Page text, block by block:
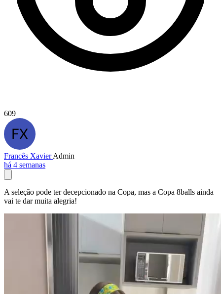
609
Francês XavierAdmin
há 4 semanas
A seleção pode ter decepcionado na Copa, mas a Copa 8balls ainda
vai te dar muita alegria!